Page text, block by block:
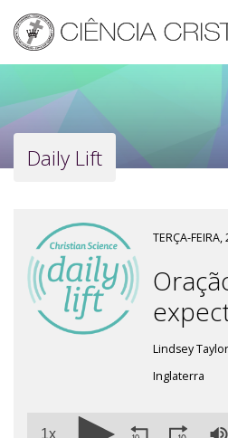
main
content
Daily Lift
TERÇA-
Lindsey
Inglaterra
1x